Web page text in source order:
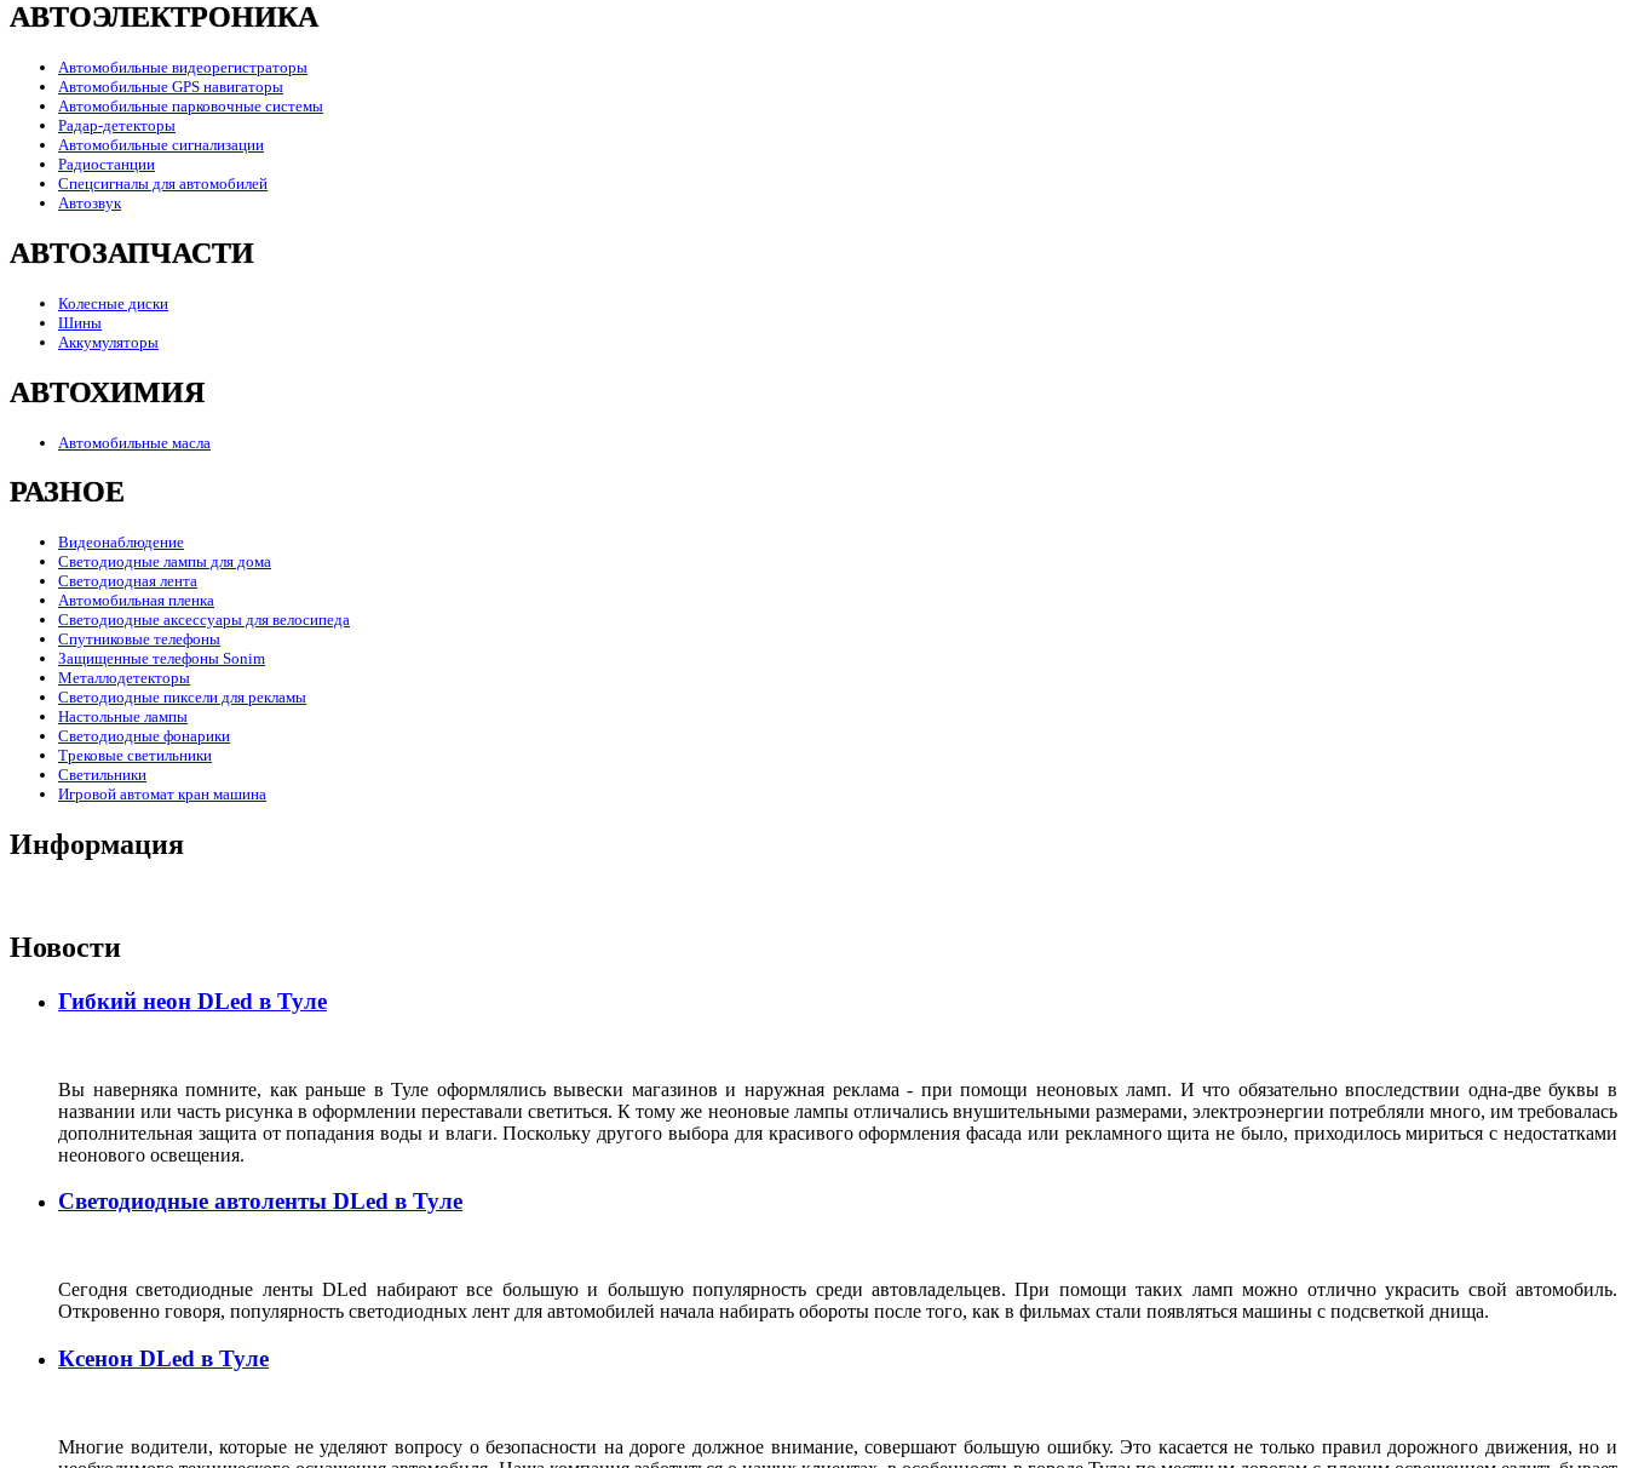
АВТОЭЛЕКТРОНИКА
Автомобильные видеорегистраторы
Автомобильные GPS навигаторы
Автомобильные парковочные системы
Радар-детекторы
Автомобильные сигнализации
Радиостанции
Спецсигналы для автомобилей
Автозвук
АВТОЗАПЧАСТИ
Колесные диски
Шины
Аккумуляторы
АВТОХИМИЯ
Автомобильные масла
РАЗНОЕ
Видеонаблюдение
Светодиодные лампы для дома
Светодиодная лента
Автомобильная пленка
Светодиодные аксессуары для велосипеда
Спутниковые телефоны
Защищенные телефоны Sonim
Металлодетекторы
Светодиодные пиксели для рекламы
Настольные лампы
Светодиодные фонарики
Трековые светильники
Светильники
Игровой автомат кран машина
Информация
Новости
Гибкий неон DLed в Туле
Вы наверняка помните, как раньше в Туле оформлялись вывески магазинов и наружная реклама - при помощи неоновых ламп. И что обязательно впоследствии одна-две буквы в
названии или часть рисунка в оформлении переставали светиться. К тому же неоновые лампы отличались внушительными размерами, электроэнергии потребляли много, им требовалась
дополнительная защита от попадания воды и влаги. Поскольку другого выбора для красивого оформления фасада или рекламного щита не было, приходилось мириться с недостатками
неонового освещения.
Светодиодные автоленты DLed в Туле
Сегодня светодиодные ленты DLed набирают все большую и большую популярность среди автовладельцев. При помощи таких ламп можно отлично украсить свой автомобиль.
Откровенно говоря, популярность светодиодных лент для автомобилей начала набирать обороты после того, как в фильмах стали появляться машины с подсветкой днища.
Ксенон DLed в Туле
Многие водители, которые не уделяют вопросу о безопасности на дороге должное внимание, совершают большую ошибку. Это касается не только правил дорожного движения, но и